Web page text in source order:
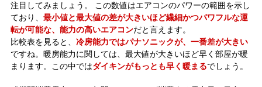
注目してみましょう。 この数値はエアコンのパワーの範囲を示し
ており、 最小値と最大値の差が大きいほど繊細かつパワフルな運
転が可能な、能力の高いエアコンだと言えます。
比較表を見ると、 冷房能力ではパナソニックが、一番差が大きい
ですね。暖房能力に関しては、最大値が大きいほど早く部屋が暖
まります。この中ではダイキンがもっとも早く暖まるでしょう。